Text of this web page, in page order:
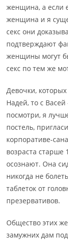
женщина, а если
женщина и я
секс они
подтверждают
женщины могут
секс по тем же
Девочки, которых
Надей, то с
посмотри, я
постель,
корпоративе-
возраста
осознают. Она
никогда не
таблеток от
презервативов.
Общество этих
замужних дам